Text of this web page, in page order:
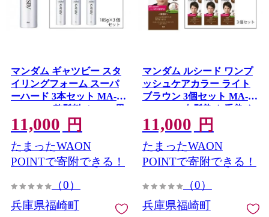
マンダム ギャツビー スタ
イリングフォーム スーパ
ーハード 3本セット MA-09
GATSBY 整髪料 ムース 男
性化粧品
11,000 円
たまったWAON
POINTで寄附できる！
（0）
兵庫県福崎町
マンダム ルシード ワンプ
ッシュケアカラー ライト
ブラウン 3個セット MA-13
LUCIDO 白髪染め 毛染め
白髪 カラーリング 男性化
粧品
11,000 円
たまったWAON
POINTで寄附できる！
（0）
兵庫県福崎町